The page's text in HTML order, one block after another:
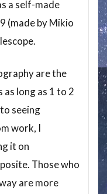
a self-made
(made by Mikio
are the
as long as 1 to 2
seeing
work, I
it on
Those who
are more